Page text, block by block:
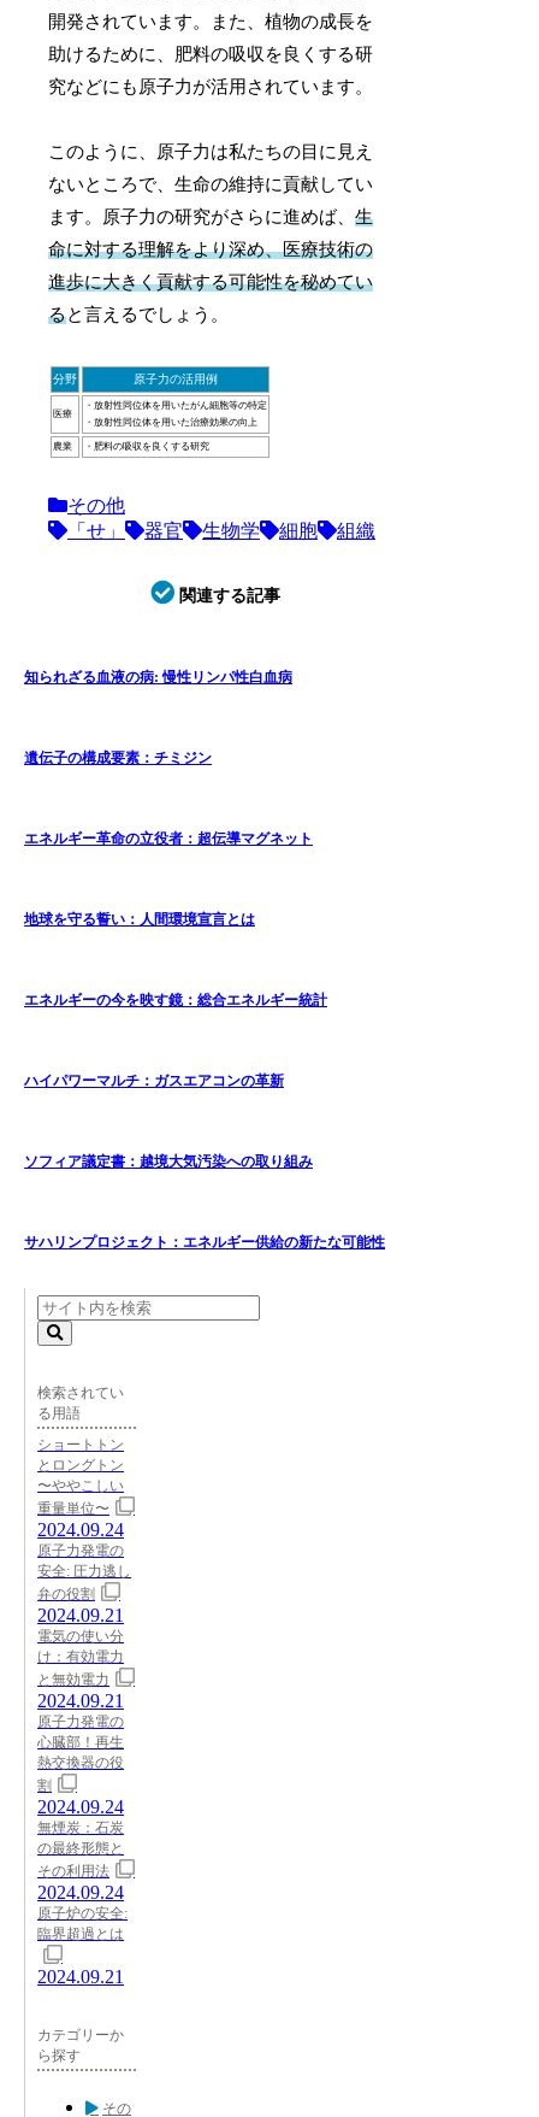
開発されています。また、植物の成長を
助けるために、肥料の吸収を良くする研
究などにも原子力が活用されています。
このように、原子力は私たちの目に見え
ないところで、生命の維持に貢献してい
ます。原子力の研究がさらに進めば、生
命に対する理解をより深め、医療技術の
進歩に大きく貢献する可能性を秘めてい
ると言えるでしょう。
分野 原子力の活用例
医療
・放射性同位体を用いたがん細胞等の特定
・放射性同位体を用いた治療効果の向上
農業 ・肥料の吸収を良くする研究
その他
「せ」
器官 生物学 細胞 組織
関連する記事
知られざる血液の病: 慢性リンパ性白血病
遺伝子の構成要素：チミジン
エネルギー革命の立役者：超伝導マグネット
地球を守る誓い：人間環境宣言とは
エネルギーの今を映す鏡：総合エネルギー統計
ハイパワーマルチ：ガスエアコンの革新
ソフィア議定書：越境大気汚染への取り組み
サハリンプロジェクト：エネルギー供給の新たな可能性
検索されてい
る用語
ショートトン
とロングトン
〜ややこしい
重量単位〜
2024.09.24
原子力発電の
安全: 圧力逃し
弁の役割
2024.09.21
電気の使い分
け：有効電力
と無効電力
2024.09.21
原子力発電の
心臓部！再生
熱交換器の役
割
2024.09.24
無煙炭：石炭
の最終形態と
その利用法
2024.09.24
原子炉の安全:
臨界超過とは
2024.09.21
カテゴリーか
ら探す
その